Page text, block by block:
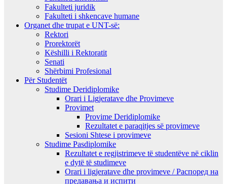
Fakulteti juridik
Fakulteti i shkencave humane
Organet dhe trupat e UNT-së:
Rektori
Prorektorët
Këshilli i Rektoratit
Senati
Shërbimi Profesional
Për Studentët
Studime Deridiplomike
Orari i Ligjeratave dhe Provimeve
Provimet
Provime Deridiplomike
Rezultatet e paraqitjes së provimeve
Sesioni Shtese i provimeve
Studime Pasdiplomike
Rezultatet e regjistrimeve të studentëve në ciklin
e dytë të studimeve
Orari i ligjeratave dhe provimeve / Распоред на
предавањa и испити